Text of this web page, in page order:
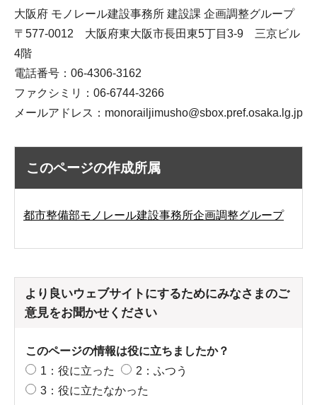
大阪府 モノレール建設事務所 建設課 企画調整グループ
〒577-0012 大阪府東大阪市長田東5丁目3-9 三京ビル
4階
電話番号：06-4306-3162
ファクシミリ：06-6744-3266
メールアドレス： monorailjimusho@sbox.pref.osaka.lg.jp
このページの作成所属
都市整備部モノレール建設事務所企画調整グループ
より良いウェブサイトにするためにみなさまのご
意見をお聞かせください
このページの情報は役に立ちましたか？
1：役に立った
2：ふつう
3：役に立たなかった